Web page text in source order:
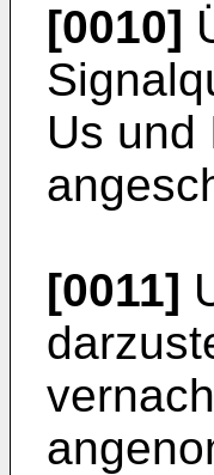
[0010]
Us und
[0011]